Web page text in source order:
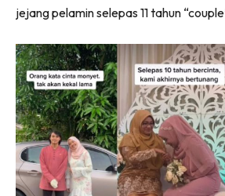
jejang pelamin selepas 11 tahun